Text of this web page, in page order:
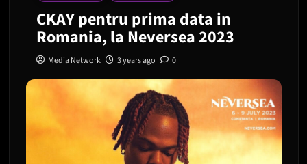
CKAY pentru prima data in
Romania, la Neversea 2023
Media Network 3 years ago 0